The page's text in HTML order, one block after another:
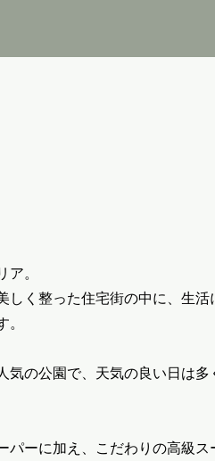
。
しく整った住宅街の中に、生活
気の公園で、天気の良い日は多
パーに加え、こだわりの高級ス